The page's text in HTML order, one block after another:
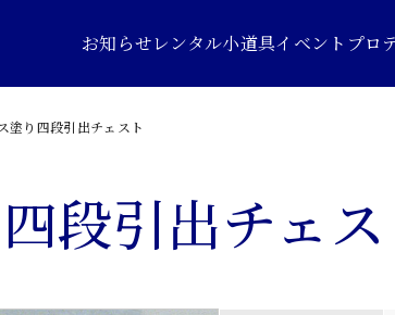
お知らせレンタル小道具イベントプロ
塗り四段引出チェスト
段引出チェス